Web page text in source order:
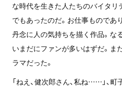
な時代を生きた人たちのバイタ
でもあったのだ。お仕事ものであ
丹念に人の気持ちを描く作品。な
いまだにファンが多いはずだ。ま
ラマだった。
「ねえ、健次郎さん、私ね……」、